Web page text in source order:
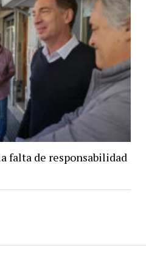
falta de responsabilidad